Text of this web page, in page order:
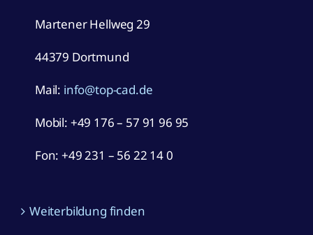
Martener Hellweg 29
44379 Dortmund
Mail: info@top-cad.de
Mobil: +49 176 – 57 91 96 95
Fon: +49 231 – 56 22 14 0
Weiterbildung finden